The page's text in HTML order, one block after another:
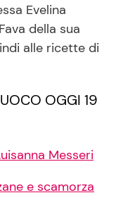
Evelina
della sua
alle ricette di
OGGI 19
Messeri
e scamorza